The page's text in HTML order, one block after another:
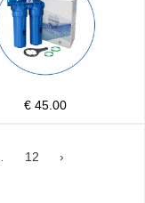
€ 45.00
12 ›